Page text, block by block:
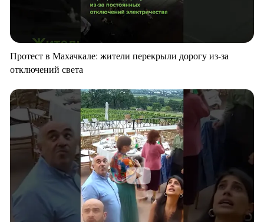
Протест в Махачкале: жители перекрыли дорогу из-за
отключений света